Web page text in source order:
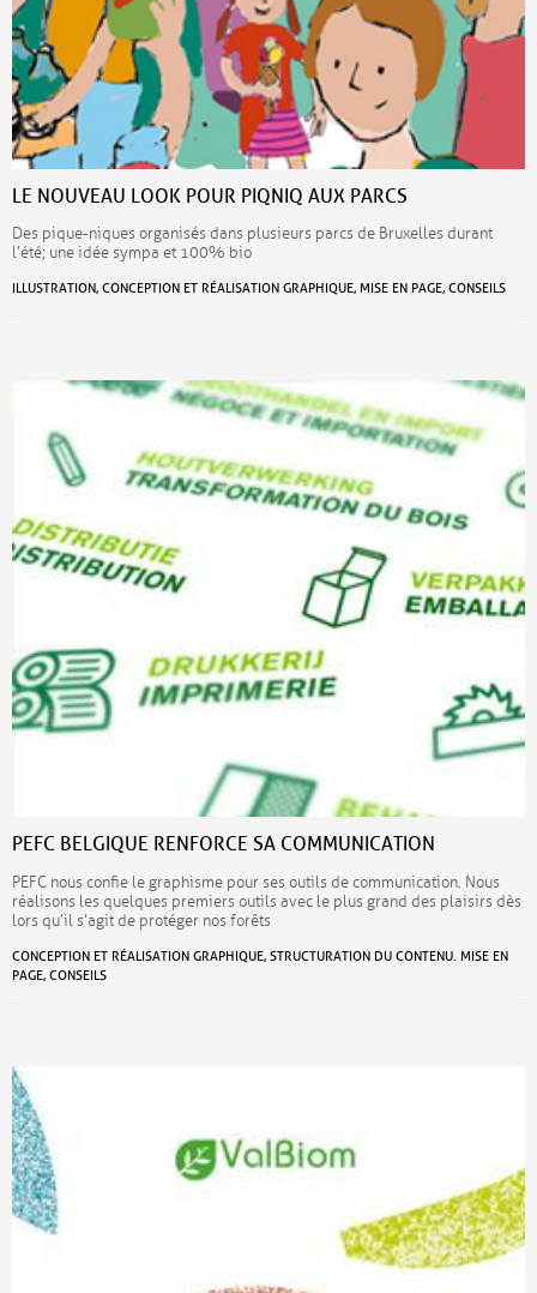
LE NOUVEAU LOOK POUR PIQNIQ AUX PARCS
Des pique-niques organisés dans plusieurs parcs de Bruxelles durant
l’été; une idée sympa et 100% bio
ILLUSTRATION, CONCEPTION ET RÉALISATION GRAPHIQUE, MISE EN PAGE, CONSEILS
PEFC BELGIQUE RENFORCE SA COMMUNICATION
PEFC nous confie le graphisme pour ses outils de communication. Nous
réalisons les quelques premiers outils avec le plus grand des plaisirs dès
lors qu’il s’agit de protéger nos forêts
CONCEPTION ET RÉALISATION GRAPHIQUE, STRUCTURATION DU CONTENU. MISE EN
PAGE, CONSEILS